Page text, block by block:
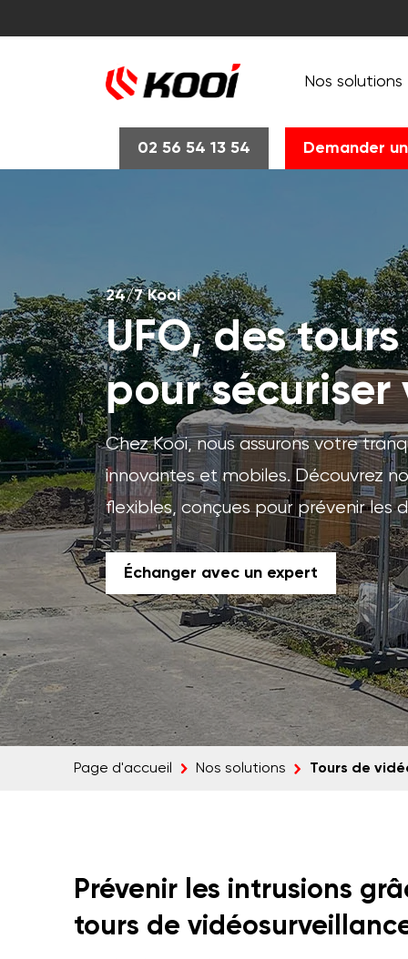
02 56 54 13 54 Demander
Nos solutions
24/7 Kooi
UFO, des
pour
Chez Kooi, nous assurons votre
innovantes et mobiles. Découvrez
flexibles, conçues pour prévenir les
Échanger avec un expert
Page d'accueil Nos solutions Tours de
Prévenir les intrusions
tours de